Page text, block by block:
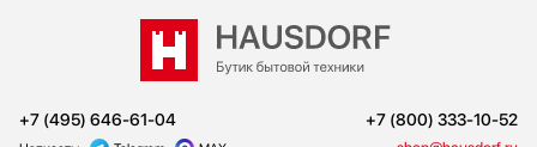
+7 (495) 646-61-04 +7 (800) 333-10-52